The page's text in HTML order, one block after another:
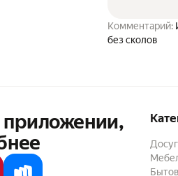
Комментарий:
без сколов
приложении,